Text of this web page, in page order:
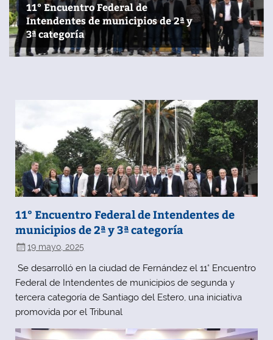
11° Encuentro Federal de
Intendentes de municipios de 2ª y
3ª categoría
11° Encuentro Federal de Intendentes de
municipios de 2ª y 3ª categoría
19 mayo, 2025
Se desarrolló en la ciudad de Fernández el 11° Encuentro
Federal de Intendentes de municipios de segunda y
tercera categoría de Santiago del Estero, una iniciativa
promovida por el Tribunal